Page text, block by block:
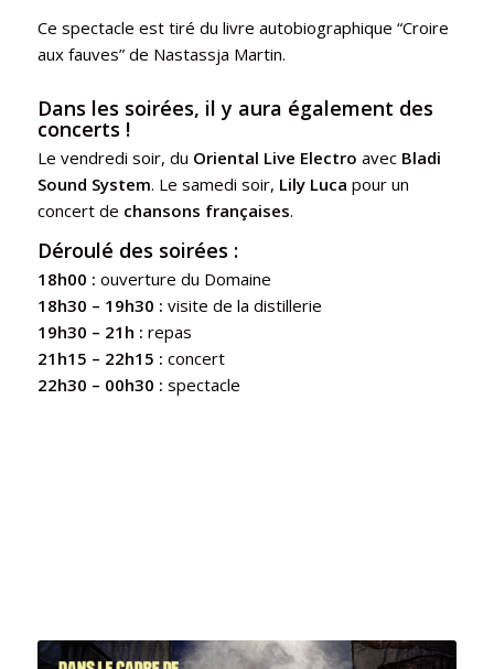
Ce spectacle est tiré du livre autobiographique “Croire
aux fauves” de Nastassja Martin.
Dans les soirées, il y aura également des
concerts !
Le vendredi soir, du Oriental Live Electro avecBladi
Sound System. Le samedi soir, Lily Luca pour un
concert de chansons françaises.
Déroulé des soirées :
18h00 : ouverture du Domaine
18h30 – 19h30 : visite de la distillerie
19h30 – 21h : repas
21h15 – 22h15 : concert
22h30 – 00h30 : spectacle